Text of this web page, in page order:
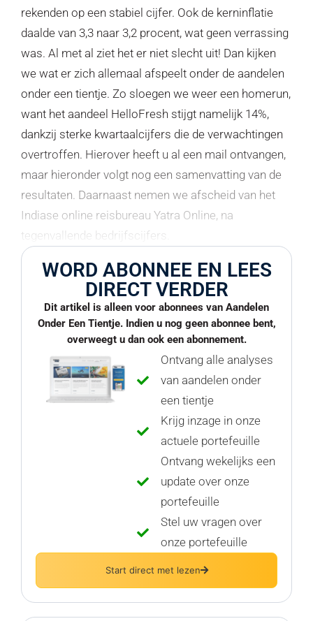
rekenden op een stabiel cijfer. Ook de kerninflatie
daalde van 3,3 naar 3,2 procent, wat geen verrassing
was. Al met al ziet het er niet slecht uit! Dan kijken
we wat er zich allemaal afspeelt onder de aandelen
onder een tientje. Zo sloegen we weer een homerun,
want het aandeel HelloFresh stijgt namelijk 14%,
dankzij sterke kwartaalcijfers die de verwachtingen
overtroffen. Hierover heeft u al een mail ontvangen,
maar hieronder volgt nog een samenvatting van de
resultaten. Daarnaast nemen we afscheid van het
Indiase online reisbureau Yatra Online, na
tegenvallende bedrijfscijfers.
WORD ABONNEE EN LEES
DIRECT VERDER
Dit artikel is alleen voor abonnees van Aandelen
Onder Een Tientje. Indien u nog geen abonnee bent,
overweegt u dan ook een abonnement.
Ontvang alle analyses
van aandelen onder
een tientje
Krijg inzage in onze
actuele portefeuille
Ontvang wekelijks een
update over onze
portefeuille
Stel uw vragen over
onze portefeuille
Start direct met lezen